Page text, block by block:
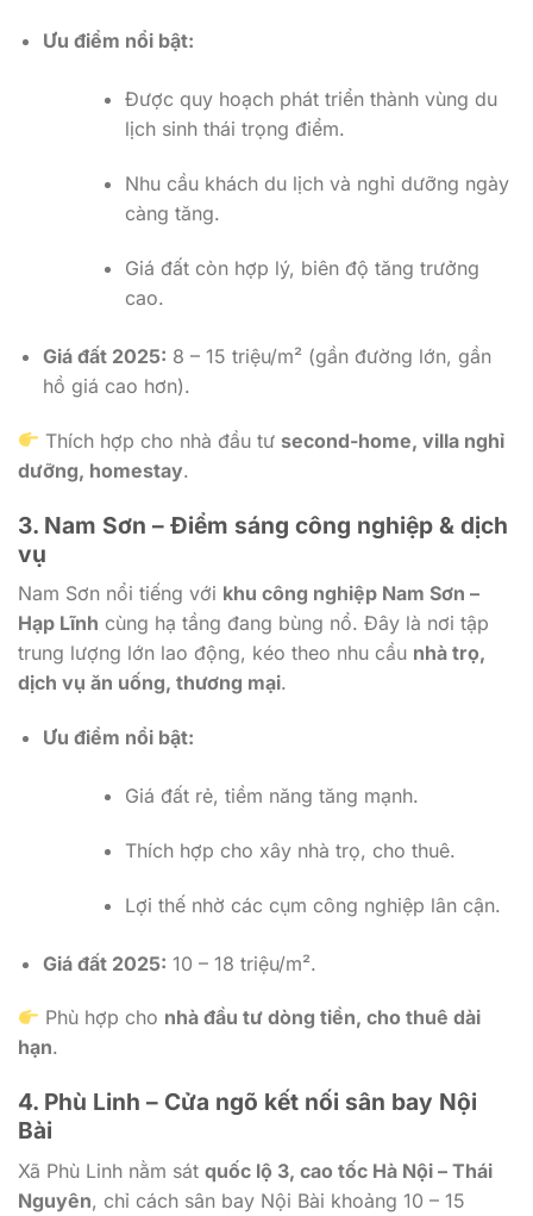
Ưu điểm nổi bật:
Được quy hoạch phát triển thành vùng du
lịch sinh thái trọng điểm.
Nhu cầu khách du lịch và nghỉ dưỡng ngày
càng tăng.
Giá đất còn hợp lý, biên độ tăng trưởng
cao.
Giá đất 2025: 8 – 15 triệu/m² (gần đường lớn, gần
hồ giá cao hơn).
Thích hợp cho nhà đầu tư second-home, villa nghỉ
dưỡng, homestay.
3. Nam Sơn – Điểm sáng công nghiệp & dịch
vụ
Nam Sơn nổi tiếng với khu công nghiệp Nam Sơn –
Hạp Lĩnh cùng hạ tầng đang bùng nổ. Đây là nơi tập
trung lượng lớn lao động, kéo theo nhu cầu nhà trọ,
dịch vụ ăn uống, thương mại.
Ưu điểm nổi bật:
Giá đất rẻ, tiềm năng tăng mạnh.
Thích hợp cho xây nhà trọ, cho thuê.
Lợi thế nhờ các cụm công nghiệp lân cận.
Giá đất 2025: 10 – 18 triệu/m².
Phù hợp cho nhà đầu tư dòng tiền, cho thuê dài
hạn.
4. Phù Linh – Cửa ngõ kết nối sân bay Nội
Bài
Xã Phù Linh nằm sát quốc lộ 3, cao tốc Hà Nội – Thái
Nguyên, chỉ cách sân bay Nội Bài khoảng 10 – 15